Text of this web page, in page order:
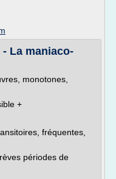
La maniaco-
monotones,
+
fréquentes,
périodes de